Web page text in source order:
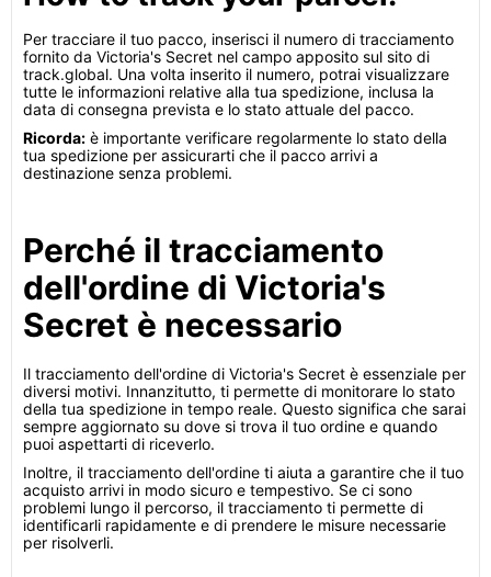
Per tracciare il tuo pacco, inserisci il numero di tracciamento
fornito da Victoria's Secret nel campo apposito sul sito di
track.global. Una volta inserito il numero, potrai visualizzare
tutte le informazioni relative alla tua spedizione, inclusa la
data di consegna prevista e lo stato attuale del pacco.
Ricorda: è importante verificare regolarmente lo stato della
tua spedizione per assicurarti che il pacco arrivi a
destinazione senza problemi.
Perché il tracciamento
dell'ordine di Victoria's
Secret è necessario
Il tracciamento dell'ordine di Victoria's Secret è essenziale per
diversi motivi. Innanzitutto, ti permette di monitorare lo stato
della tua spedizione in tempo reale. Questo significa che sarai
sempre aggiornato su dove si trova il tuo ordine e quando
puoi aspettarti di riceverlo.
Inoltre, il tracciamento dell'ordine ti aiuta a garantire che il tuo
acquisto arrivi in modo sicuro e tempestivo. Se ci sono
problemi lungo il percorso, il tracciamento ti permette di
identificarli rapidamente e di prendere le misure necessarie
per risolverli.